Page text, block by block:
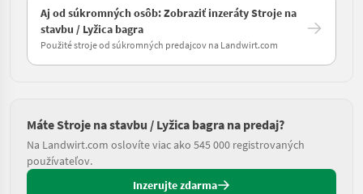
Aj od súkromných osôb: Zobraziť inzeráty Stroje na
stavbu / Lyžica bagra
Použité stroje od súkromných predajcov na Landwirt.com
Máte Stroje na stavbu / Lyžica bagra na predaj?
Na Landwirt.com oslovíte viac ako 545 000 registrovaných
používateľov.
Inzerujte zdarma